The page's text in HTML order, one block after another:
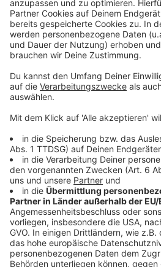
© Copyright: Amazon Prime
Jester ist ziemluch benebelt
konzentrieren.
Anzeige
©Copyright: Amazon Prime
Kann die Gruppe das mächtige
die Welt retten?
Anzeige